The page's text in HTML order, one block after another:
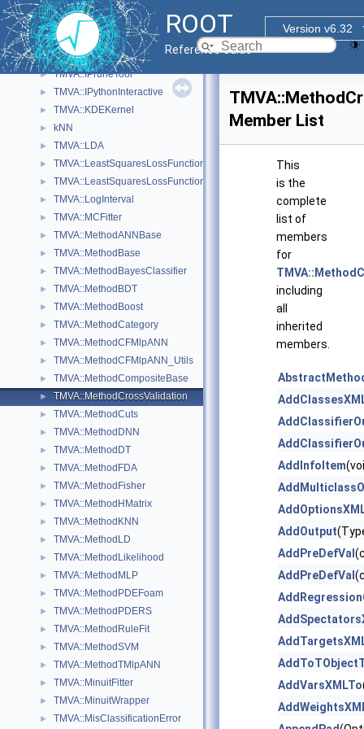
ROOT
Version v6.32
Reference Guide
► TMVA::HyperParameterOptimisationResult
► TMVA::IFitterTarget
► TMVA::IMethod
► TMVA::Interval
► TMVA::IPruneTool
► TMVA::IPythonInteractive
► TMVA::KDEKernel
► kNN
► TMVA::LDA
► TMVA::LeastSquaresLossFunction
► TMVA::LeastSquaresLossFunctionBDT
► TMVA::LogInterval
► TMVA::MCFitter
► TMVA::MethodANNBase
► TMVA::MethodBase
► TMVA::MethodBayesClassifier
► TMVA::MethodBDT
► TMVA::MethodBoost
► TMVA::MethodCategory
► TMVA::MethodCFMlpANN
► TMVA::MethodCFMlpANN_Utils
► TMVA::MethodCompositeBase
► TMVA::MethodCrossValidation
► TMVA::MethodCuts
► TMVA::MethodDNN
► TMVA::MethodDT
► TMVA::MethodFDA
► TMVA::MethodFisher
► TMVA::MethodHMatrix
► TMVA::MethodKNN
► TMVA::MethodLD
► TMVA::MethodLikelihood
► TMVA::MethodMLP
► TMVA::MethodPDEFoam
► TMVA::MethodPDERS
► TMVA::MethodRuleFit
► TMVA::MethodSVM
► TMVA::MethodTMlpANN
► TMVA::MinuitFitter
► TMVA::MinuitWrapper
► TMVA::MisClassificationError
Member List
This
is the
complete
list of
members
for
including
all
inherited
members.
AddInfoItem
AddOutput
AddPreDefVal
AddPreDefVal
AddVarsXMLTo